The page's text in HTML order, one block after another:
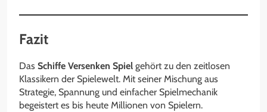
Fazit
Das Schiffe Versenken Spiel gehört zu den zeitlosen
Klassikern der Spielewelt. Mit seiner Mischung aus
Strategie, Spannung und einfacher Spielmechanik
begeistert es bis heute Millionen von Spielern.